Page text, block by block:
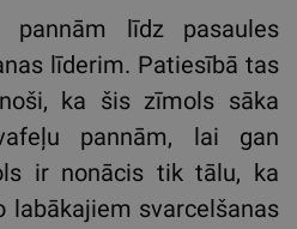
līdz pasaules
līderim. Patiesībā tas
ka šis zīmols sāka
pannām, lai gan
ir nonācis tik tālu, ka
labākajiem svarcelšanas